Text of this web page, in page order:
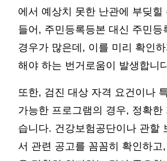
에서 예상치 못한 난관에 부딪힐
들어, 주민등록등본 대신 주민등
경우가 많은데, 이를 미리 확인
해야 하는 번거로움이 발생합니
또한, 검진 대상 자격 요건이나
가능한 프로그램의 경우, 정확한
습니다. 건강보험공단이나 관할
서 관련 공고를 꼼꼼히 확인하고